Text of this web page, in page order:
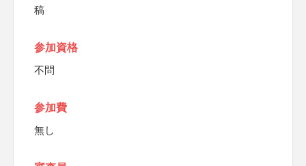
稿
参加資格
不問
参加費
無し